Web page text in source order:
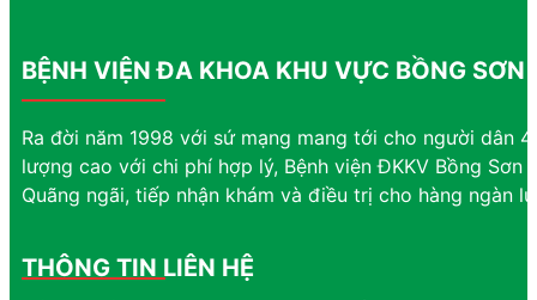
BỆNH VIỆN ĐA KHOA KHU VỰC BỒNG SƠN
Ra đời năm 1998 với sứ mạng mang tới cho người dân
lượng cao với chi phí hợp lý, Bệnh viện ĐKKV Bồng
Quãng ngãi, tiếp nhận khám và điều trị cho hàng ngàn
THÔNG TIN LIÊN HỆ